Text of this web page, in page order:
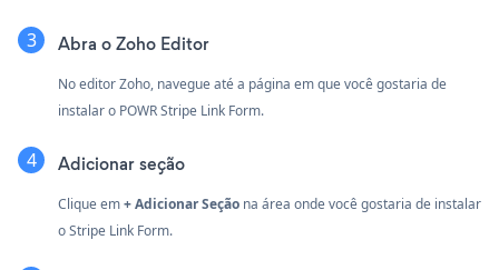
Abra o Zoho Editor
No editor Zoho, navegue até a página em que você gostaria de
instalar o POWR Stripe Link Form.
Adicionar seção
Clique em+ Adicionar Seção na área onde você gostaria de instalar
o Stripe Link Form.